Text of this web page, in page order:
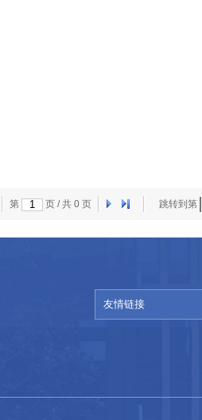
第 页 / 共 0 页 跳转到第
友情链接